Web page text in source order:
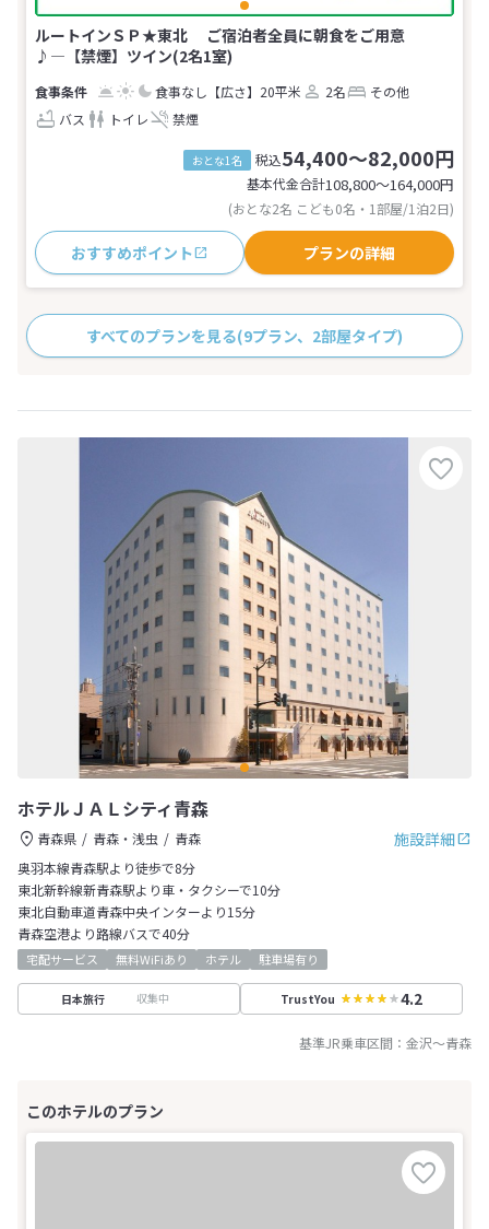
ルートインＳＰ★東北 ご宿泊者全員に朝食をご用意
♪―【禁煙】ツイン(2名1室)
食事なし 【広さ】20平米 2名
その他
バス
トイレ 禁煙
おとな1名 税込54,400～82,000円
基本代金合計108,800〜164,000円
(おとな2名 こども0名・1部屋/1泊2日)
おすすめポイント プランの詳細
すべてのプランを見る(9プラン、2部屋タイプ)
ホテルＪＡＬシティ青森
施設詳細
青森県 青森・浅虫
青森
奥羽本線青森駅より徒歩で8分
東北新幹線新青森駅より車・タクシーで10分
東北自動車道青森中央インターより15分
青森空港より路線バスで40分
宅配サービス 無料WiFiあり ホテル 駐車場有り
日本旅行 収集中 TrustYou 4.2
基準JR乗車区間： 金沢～青森